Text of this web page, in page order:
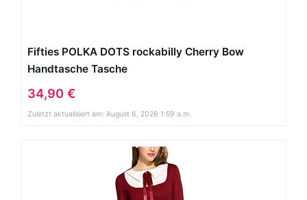
Fifties POLKA DOTS rockabilly Cherry Bow
Handtasche Tasche
34,90 €
Zuletzt aktualisiert am: August 6, 2026 1:59 a.m.